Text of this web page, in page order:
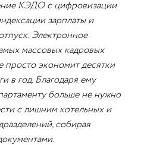
КЭДО с цифровизации
зарплаты и
Электронное
массовых кадровых
просто экономит десятки
в год. Благодаря ему
больше не нужно
с лишним котельных и
собирая